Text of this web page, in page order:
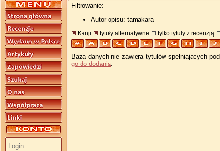
Filtrowanie:
Autor opisu: tamakara
Kanji tytuły alternatywne tylko tytuły z recenzją
Baza danych nie zawiera tytułów spełniających
go do dodania.